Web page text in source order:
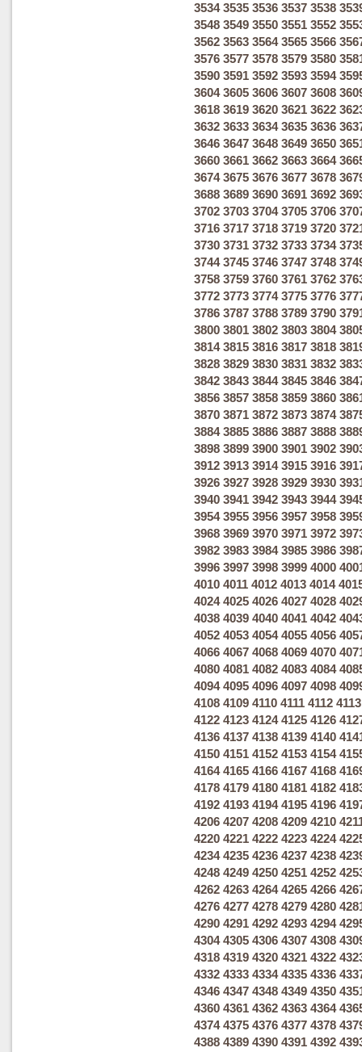
3534 3535 3536 3537 3538
3548 3549 3550 3551 3552
3562 3563 3564 3565 3566
3576 3577 3578 3579 3580
3590 3591 3592 3593 3594
3604 3605 3606 3607 3608
3618 3619 3620 3621 3622
3632 3633 3634 3635 3636
3646 3647 3648 3649 3650
3660 3661 3662 3663 3664
3674 3675 3676 3677 3678
3688 3689 3690 3691 3692
3702 3703 3704 3705 3706
3716 3717 3718 3719 3720
3730 3731 3732 3733 3734
3744 3745 3746 3747 3748
3758 3759 3760 3761 3762
3772 3773 3774 3775 3776
3786 3787 3788 3789 3790
3800 3801 3802 3803 3804
3814 3815 3816 3817 3818
3828 3829 3830 3831 3832
3842 3843 3844 3845 3846
3856 3857 3858 3859 3860
3870 3871 3872 3873 3874
3884 3885 3886 3887 3888
3898 3899 3900 3901 3902
3912 3913 3914 3915 3916
3926 3927 3928 3929 3930
3940 3941 3942 3943 3944
3954 3955 3956 3957 3958
3968 3969 3970 3971 3972
3982 3983 3984 3985 3986
3996 3997 3998 3999 4000
4010 4011 4012 4013 4014
4024 4025 4026 4027 4028
4038 4039 4040 4041 4042
4052 4053 4054 4055 4056
4066 4067 4068 4069 4070
4080 4081 4082 4083 4084
4094 4095 4096 4097 4098
4108 4109 4110 4111 4112 4113
4122 4123 4124 4125 4126
4136 4137 4138 4139 4140
4150 4151 4152 4153 4154
4164 4165 4166 4167 4168
4178 4179 4180 4181 4182
4192 4193 4194 4195 4196
4206 4207 4208 4209 4210
4220 4221 4222 4223 4224
4234 4235 4236 4237 4238
4248 4249 4250 4251 4252
4262 4263 4264 4265 4266
4276 4277 4278 4279 4280
4290 4291 4292 4293 4294
4304 4305 4306 4307 4308
4318 4319 4320 4321 4322
4332 4333 4334 4335 4336
4346 4347 4348 4349 4350
4360 4361 4362 4363 4364
4374 4375 4376 4377 4378
4388 4389 4390 4391 4392